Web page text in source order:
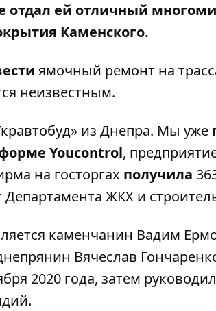
отдал ей отличный
Каменского.
ямочный ремонт на
неизвестным.
из Днепра. Мы уже
Youcontrol,
на госторгах получила
ЖКХ и
каменчанин Вадим
Вячеслав
2020 года, затем